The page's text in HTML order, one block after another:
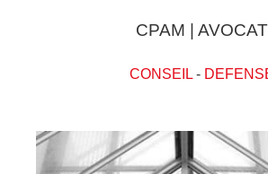
CPAM | AVOCAT
CONSEIL-